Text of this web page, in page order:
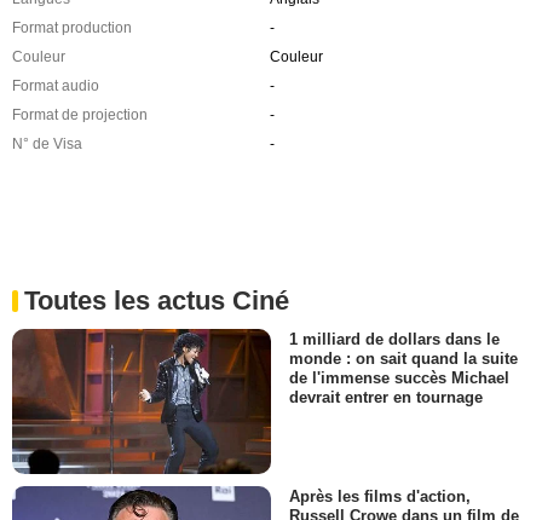
Format production
-
Couleur
Couleur
Format audio
-
Format de projection
-
N° de Visa
-
Toutes les actus Ciné
1 milliard de dollars dans le
monde : on sait quand la suite
de l'immense succès Michael
devrait entrer en tournage
Après les films d'action,
Russell Crowe dans un film de